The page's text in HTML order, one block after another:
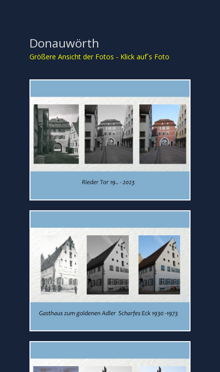
Donauwörth
Größere Ansicht der Fotos - Klick auf´s Foto